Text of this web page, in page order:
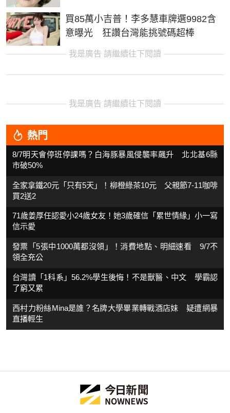
買85萬小吉普！李多慧車牌選9982含
意曝光 狂讚台灣能挑號碼超棒
我是廣告 請繼續往下閱讀
我是廣告 請繼續往下閱讀
熱門
8/7明天會停班停課嗎？白海豚暴風侵襲率飆升 北北基6縣
市破50%
全家拿鐵20元「只有5天」！柳橙綠茶10元 父親節7-11咖啡
買2送2
71歲姜厚任認愛小24歲女友！她3歲確信「累世情緣」小一寫
信示愛
發票「5張中1000萬都沒領」！消費地點、明細速看 9/7不
領全充公
台灣讀「1科系」56.2%學生後悔！不是獸醫、中文 學霸認
了窮又累
西村力粉絲Mina是誰？名牌大學畢業轉戰酒店妹 疑遭網暴
直播輕生